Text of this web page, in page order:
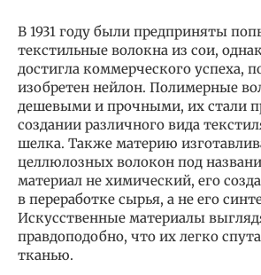
В 1931 году были предприняты
текстильные волокна из сои,
достигла коммерческого успеха,
изобретен нейлон. Полимерные
дешевыми и прочными, их стали
создании различного вида
шелка. Также материю
целлюлозных волокон под
материал не химический, его
в переработке сырья, а не его
Искусственные материалы
правдоподобно, что их легко
тканью.